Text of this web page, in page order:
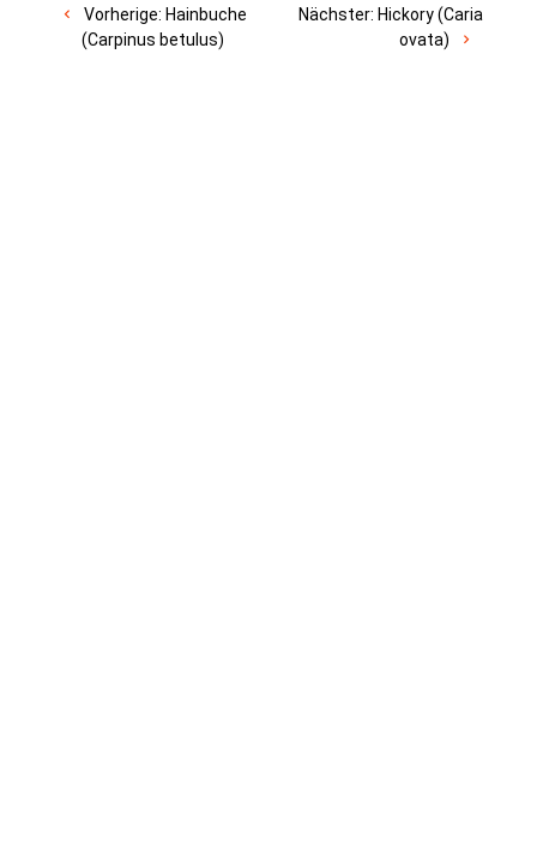
Vorherige: Hainbuche
(Carpinus betulus)
Nächster: Hickory (Caria
ovata)